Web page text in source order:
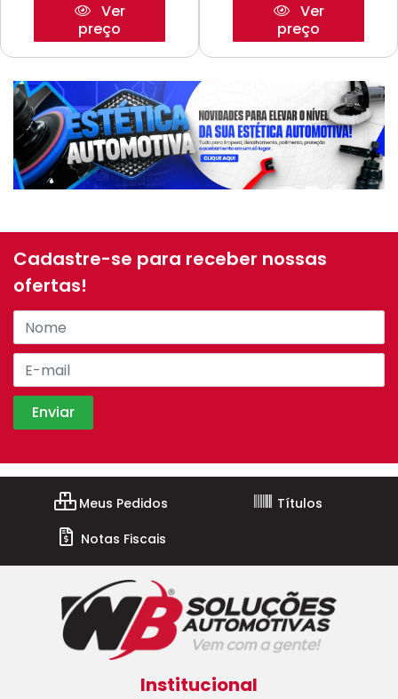
Ver
preço
Ver
preço
Cadastre-se para receber nossas
ofertas!
Meus Pedidos
Títulos
Notas Fiscais
Institucional